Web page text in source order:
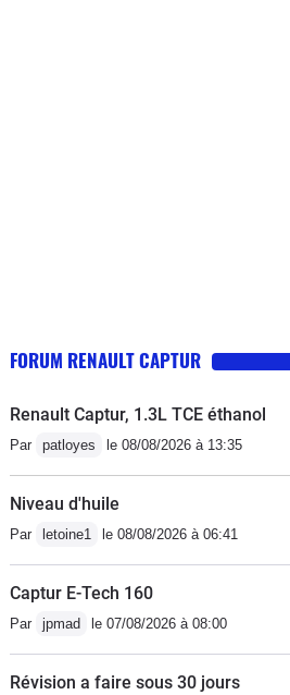
lecture de
FORUM RENAULT CAPTUR
Renault Captur, 1.3L TCE éthanol
Par patloyes le 08/08/2026 à 13:35
Niveau d'huile
Par letoine1 le 08/08/2026 à 06:41
Captur E-Tech 160
Par jpmad le 07/08/2026 à 08:00
Révision a faire sous 30 jours